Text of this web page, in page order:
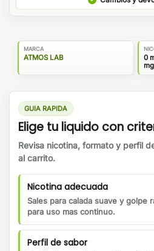
MARCA
ATMOS LAB
0
mg
GUIA RAPIDA
Elige tu liquido con
Revisa nicotina, formato y perfil
al carrito.
Nicotina adecuada
Sales para calada suave y golpe
para uso mas continuo.
Perfil de sabor